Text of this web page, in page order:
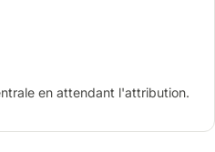
en attendant l'attribution.